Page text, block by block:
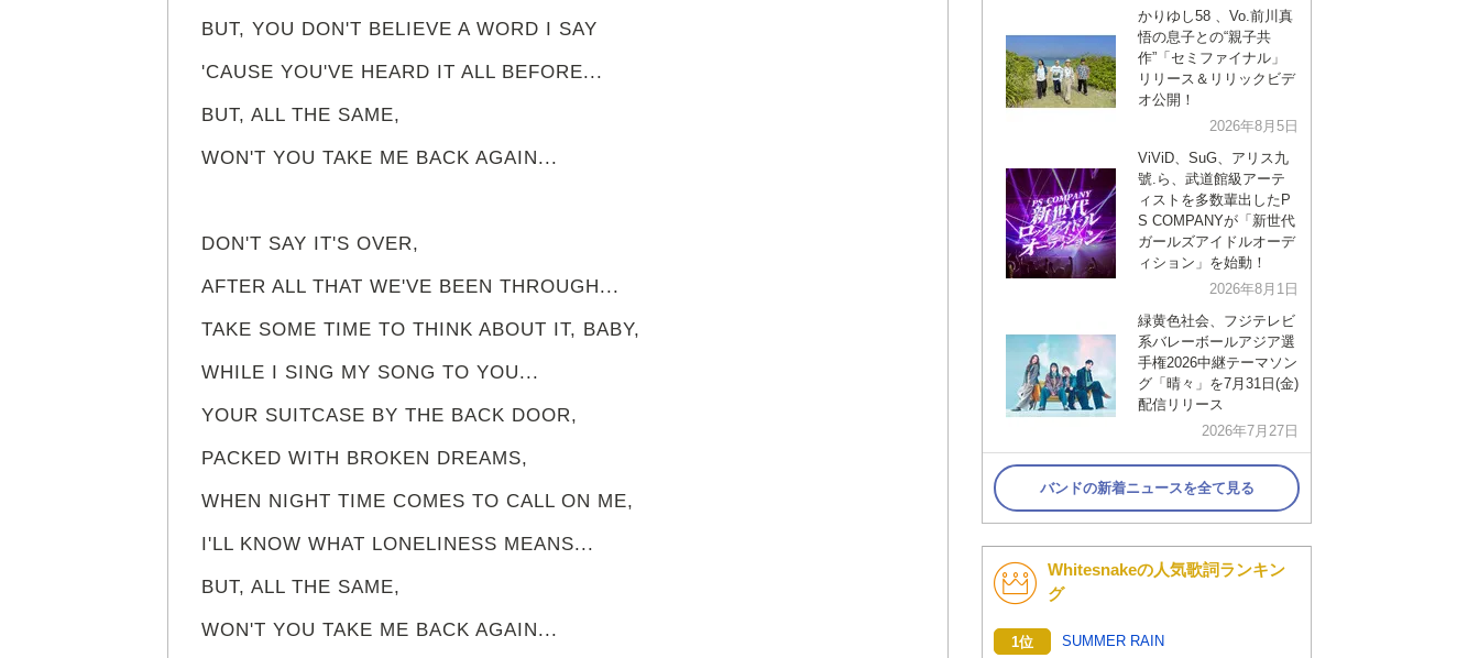
BUT, YOU DON'T BELIEVE A WORD I SAY
'CAUSE YOU'VE HEARD IT ALL BEFORE...
BUT, ALL THE SAME,
WON'T YOU TAKE ME BACK AGAIN...
DON'T SAY IT'S OVER,
AFTER ALL THAT WE'VE BEEN THROUGH...
TAKE SOME TIME TO THINK ABOUT IT, BABY,
WHILE I SING MY SONG TO YOU...
YOUR SUITCASE BY THE BACK DOOR,
PACKED WITH BROKEN DREAMS,
WHEN NIGHT TIME COMES TO CALL ON ME,
I'LL KNOW WHAT LONELINESS MEANS...
BUT, ALL THE SAME,
WON'T YOU TAKE ME BACK AGAIN...
洋楽
VTuber ディズニー
かりゆし58 、Vo.前川真
悟の息子との“親子共
作”「セミファイナル」
リリース＆リリックビデ
オ公開！
2026年8月5日
ViViD、SuG、アリス九
號.ら、武道館級アーテ
ィストを多数輩出したP
S COMPANYが「新世代
ガールズアイドルオーデ
ィション」を始動！
2026年8月1日
緑黄色社会、フジテレビ
系バレーボールアジア選
手権2026中継テーマソン
グ「晴々」を7月31日(金)
配信リリース
2026年7月27日
バンドの新着ニュースを全て見る
Whitesnakeの人気歌詞ランキン
グ
1位 SUMMER RAIN